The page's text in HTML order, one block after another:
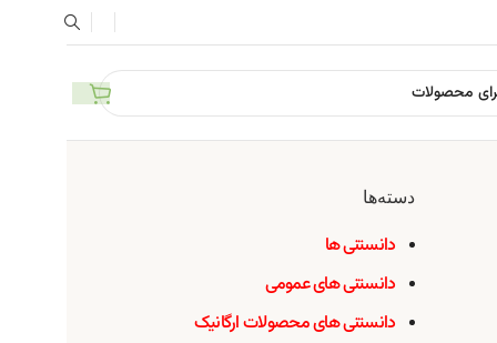
دسته‌ها
دانستنی ها
دانستنی های عمومی
دانستنی های محصولات ارگانیک